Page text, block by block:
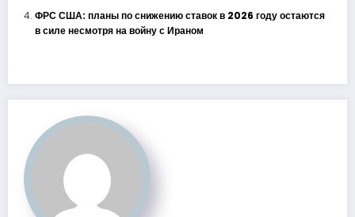
ФРС США: планы по снижению ставок в 2026 году остаются
в силе несмотря на войну с Ираном